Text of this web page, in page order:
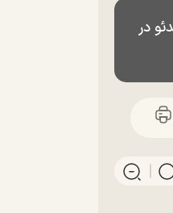
در